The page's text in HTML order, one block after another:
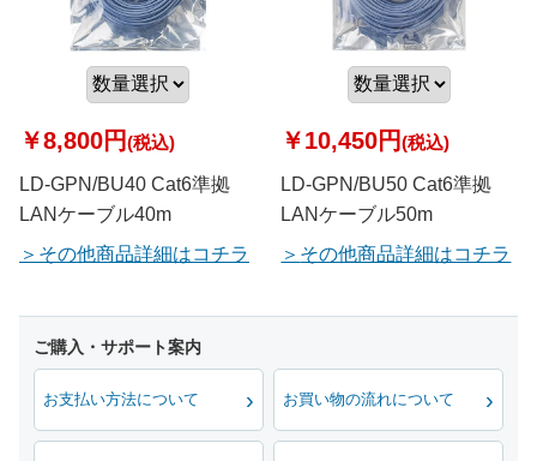
￥8,800円(税込)
LD-GPN/BU40 Cat6準拠
LANケーブル40m
その他商品詳細はコチラ
￥10,450円(税込)
LD-GPN/BU50 Cat6準拠
LANケーブル50m
その他商品詳細はコチラ
お支払い方法について お買い物の流れについて